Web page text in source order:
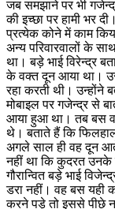
जब समझाने पर भी
की इच्छा पर हामी भर
प्रत्येक कोने में काम
अन्य परिवारवालों के
था। बड़े भाई विरेन्द्र
के वक्त दून आया था। उस
रहा करती थी। उन्होंने
मोबाइल पर गजेन्द्र से
आया हुआ था। तब बस
थे। बताते हैं कि
अगले साल ही वह दून
नहीं था कि कुदरत
गौरान्वित बड़े भाई
डरा नहीं। वह बस यही
करने पड़े तो इससे पीछे